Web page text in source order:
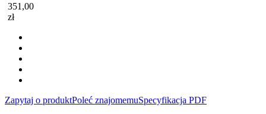
351,00
zł
Zapytaj o produktPoleć znajomemuSpecyfikacja PDF